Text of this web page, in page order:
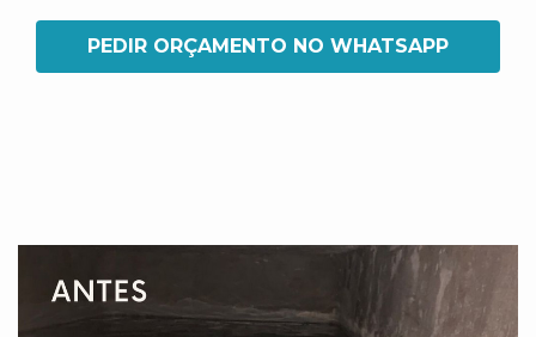
PEDIR ORÇAMENTO NO WHATSAPP